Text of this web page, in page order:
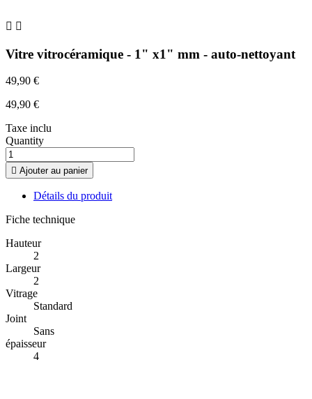
 
Vitre vitrocéramique - 1" x1" mm - auto-nettoyant
49,90 €
49,90 €
Taxe inclu
Quantity
 Ajouter au panier
Détails du produit
Fiche technique
Hauteur
2
Largeur
2
Vitrage
Standard
Joint
Sans
épaisseur
4